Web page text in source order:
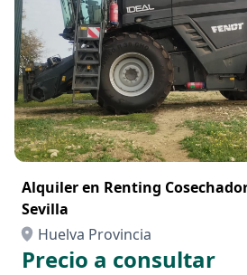
Alquiler en Renting Cosechadora Fendt IDEAL 7
Sevilla
Huelva Provincia
Precio a consultar